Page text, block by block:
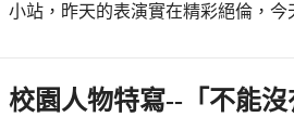
小站，昨天的表演實在精彩絕倫，
轉睛！小朋友們在台上展現的自信也
首抖音神曲及棒球隊應援曲，歌手
校園人物特寫--「不能